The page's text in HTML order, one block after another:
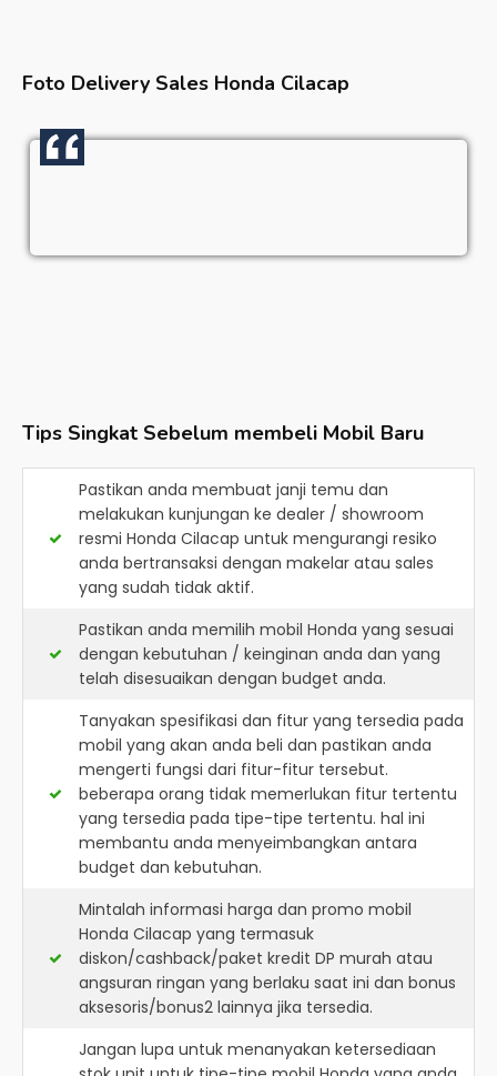
Foto Delivery Sales Honda Cilacap
Tips Singkat Sebelum membeli Mobil Baru
Pastikan anda membuat janji temu dan
melakukan kunjungan ke dealer / showroom
resmi Honda Cilacap untuk mengurangi resiko
anda bertransaksi dengan makelar atau sales
yang sudah tidak aktif.
Pastikan anda memilih mobil Honda yang sesuai
dengan kebutuhan / keinginan anda dan yang
telah disesuaikan dengan budget anda.
Tanyakan spesifikasi dan fitur yang tersedia pada
mobil yang akan anda beli dan pastikan anda
mengerti fungsi dari fitur-fitur tersebut.
beberapa orang tidak memerlukan fitur tertentu
yang tersedia pada tipe-tipe tertentu. hal ini
membantu anda menyeimbangkan antara
budget dan kebutuhan.
Mintalah informasi harga dan promo mobil
Honda Cilacap yang termasuk
diskon/cashback/paket kredit DP murah atau
angsuran ringan yang berlaku saat ini dan bonus
aksesoris/bonus2 lainnya jika tersedia.
Jangan lupa untuk menanyakan ketersediaan